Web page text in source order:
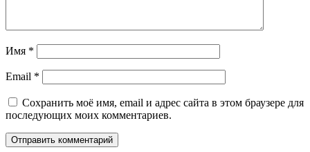
Имя *
Email *
Сохранить моё имя, email и адрес сайта в этом браузере для
последующих моих комментариев.